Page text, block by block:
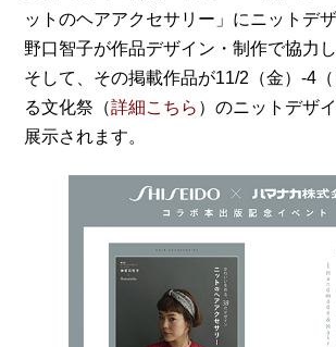
ットのヘアアクセサリー」にニットデ
野口智子が作品デザイン・制作で協力し
そして、その掲載作品が11/2（金）-4
る文化祭（詳細こちら ）のニットデザ
展示されます。